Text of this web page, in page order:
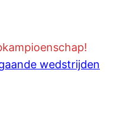
wedstrijden